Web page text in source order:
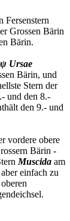
Fersenstern
Grossen Bärin
Bärin.
ψ Ursae
Bärin, und
Stern der
und den 8.-
den 9.- und
vordere obere
Bärin -
Muscida am
einfach zu